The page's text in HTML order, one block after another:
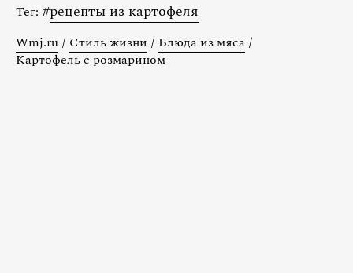
Тег: #рецепты из картофеля
Wmj.ru / Стиль жизни / Блюда из мяса /
Картофель с розмарином